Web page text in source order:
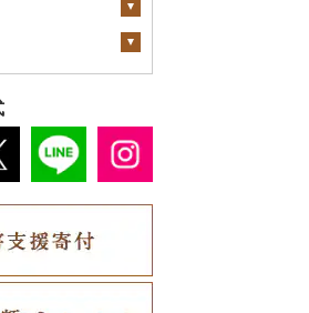
町
市
町
県庁）
市
町
市
市
県庁）
町
町
県庁）
市
町
（県庁）